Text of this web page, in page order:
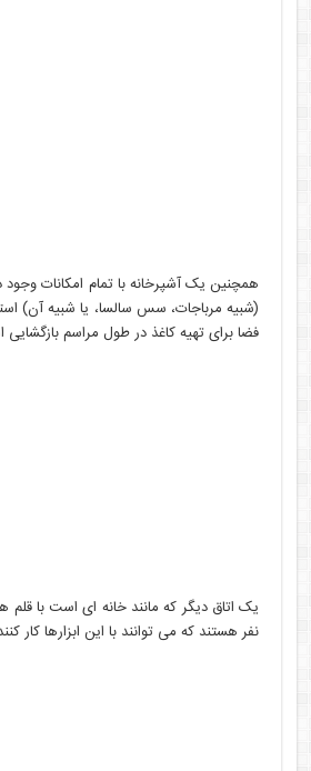
همچنین یک آشپرخانه با تمام امکانات
(شبیه مرباجات، سس سالسا، یا شبیه آن)
فضا برای تهیه کاغذ در طول مراسم بازگشایی
یک اتاق دیگر که مانند خانه ای است با
نفر هستند که می توانند با این ابزارها کار